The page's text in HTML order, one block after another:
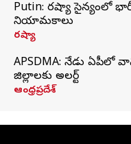
Putin: రష్యా సైన్యంలో భారీ
నియామకాలు
రష్యా
APSDMA: నేడు ఏపీలో
జిల్లాలకు అలర్ట్
ఆంధ్రప్రదేశ్